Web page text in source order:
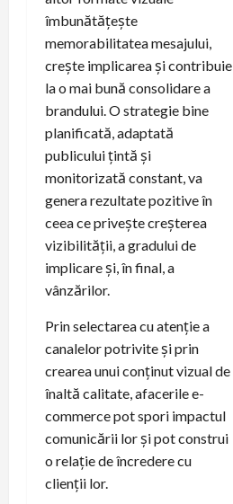
îmbunătățește
memorabilitatea mesajului,
crește implicarea și contribuie
la o mai bună consolidare a
brandului. O strategie bine
planificată, adaptată
publicului țintă și
monitorizată constant, va
genera rezultate pozitive în
ceea ce privește creșterea
vizibilității, a gradului de
implicare și, în final, a
vânzărilor.
Prin selectarea cu atenție a
canalelor potrivite și prin
crearea unui conținut vizual de
înaltă calitate, afacerile e-
commerce pot spori impactul
comunicării lor și pot construi
o relație de încredere cu
clienții lor.